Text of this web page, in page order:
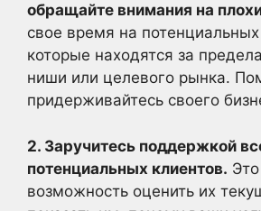
обращайте внимания на
свое время на
которые находятся за
ниши или целевого рынка.
придерживайтесь своего
2. Заручитесь поддержкой
потенциальных клиентов.
возможность оценить их